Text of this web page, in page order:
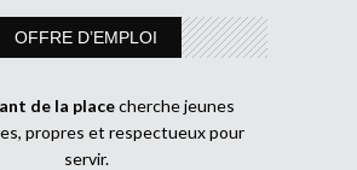
OFFRE D’EMPLOI
de la placecherche jeunes
propres et respectueux pour
servir.